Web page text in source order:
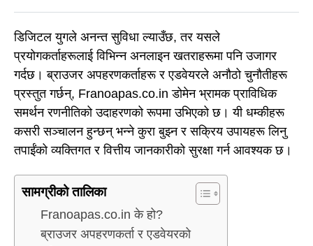
डिजिटल युगले अनन्त सुविधा ल्याउँछ, तर यसले
प्रयोगकर्ताहरूलाई विभिन्न अनलाइन खतराहरूमा पनि उजागर
गर्दछ। ब्राउजर अपहरणकर्ताहरू र एडवेयरले अनौठो चुनौतीहरू
प्रस्तुत गर्छन्, Franoapas.co.in डोमेन भ्रामक प्राविधिक
समर्थन रणनीतिको उदाहरणको रूपमा उभिएको छ। यी धम्कीहरू
कसरी सञ्चालन हुन्छन् भन्ने कुरा बुझ्न र सक्रिय उपायहरू लिनु
तपाईंको व्यक्तिगत र वित्तीय जानकारीको सुरक्षा गर्न आवश्यक छ।
सामग्रीको तालिका
Franoapas.co.in के हो?
ब्राउजर अपहरणकर्ता र एडवेयरको